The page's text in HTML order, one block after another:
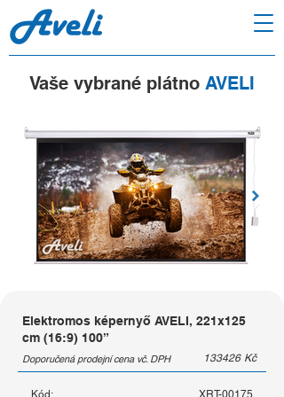
Vaše vybrané plátno AVELI
Elektromos képernyő AVELI, 221x125
cm (16:9) 100”
Doporučená prodejní cena vč. DPH 133426 Kč
Kód: XRT-00175